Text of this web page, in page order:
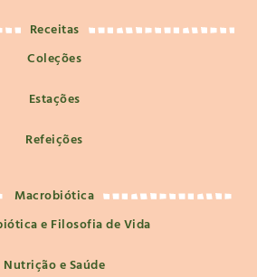
Receitas
Coleções
Estações
Refeições
Macrobiótica
e Filosofia de Vida
Nutrição e Saúde